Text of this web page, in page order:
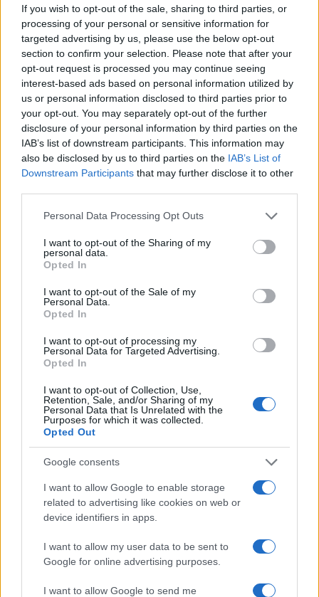
If you wish to opt-out of the sale, sharing to third parties, or
processing of your personal or sensitive information for
targeted advertising by us, please use the below opt-out
section to confirm your selection. Please note that after your
opt-out request is processed you may continue seeing
interest-based ads based on personal information utilized by
us or personal information disclosed to third parties prior to
your opt-out. You may separately opt-out of the further
disclosure of your personal information by third parties on the
IAB’s list of downstream participants. This information may
also be disclosed by us to third parties on the IAB’s List of
Downstream Participants that may further disclose it to other
Please note that this website/app uses one or more Google
not limited to your visit or usage behaviour. You may click to
grant or deny consent to Google and its third-party tags to
use your data for below specified purposes in below Google
consent section.
Personal Data Processing Opt Outs
I want to opt-out of the Sharing of my
personal data.
Opted In
I want to opt-out of the Sale of my
Personal Data.
Opted In
I want to opt-out of processing my
Personal Data for Targeted Advertising.
Opted In
I want to opt-out of Collection, Use,
Retention, Sale, and/or Sharing of my
Personal Data that Is Unrelated with the
Purposes for which it was collected.
Opted Out
Google consents
I want to allow Google to enable storage
related to advertising like cookies on web or
device identifiers in apps.
I want to allow my user data to be sent to
Google for online advertising purposes.
I want to allow Google to send me
NEWS
résilient
Juliette Bernard · 6 Août 2026
NEWS
Bourses européennes : l’impact des négociations sur le détroit
d’Ormuz
Thomas Lefevre · 6 Août 2026